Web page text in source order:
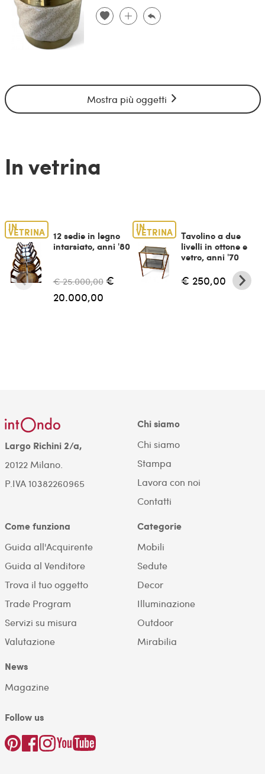
Mostra più oggetti
In vetrina
IN
VETRINA
12 sedie in legno
intarsiato, anni '80
€ 25.000,00 €
20.000,00
IN
VETRINA
Tavolino a due
livelli in ottone e
vetro, anni '70
€ 250,00
Largo Richini 2/a,
20122 Milano.
P.IVA 10382260965
Chi siamo
Chi siamo
Stampa
Lavora con noi
Contatti
Come funziona
Guida all'Acquirente
Guida al Venditore
Trova il tuo oggetto
Trade Program
Servizi su misura
Valutazione
Categorie
Mobili
Sedute
Decor
Illuminazione
Outdoor
Mirabilia
News
Magazine
Follow us